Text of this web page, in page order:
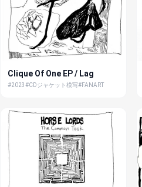
Clique Of One EP / Lag
#2023#CDジャケット模写#FANART